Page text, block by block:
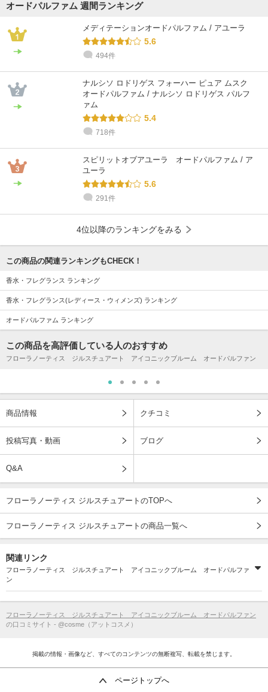
オードパルファム 週間ランキング
メディテーションオードパルファム / アユーラ
5.6
494件
ナルシソ ロドリゲス フォーハー ピュア ムスク
オードパルファム / ナルシソ ロドリゲス パルフ
ァム
5.4
718件
スピリットオブアユーラ オードパルファム / ア
ユーラ
5.6
291件
4位以降のランキングをみる
この商品の関連ランキングもCHECK！
香水・フレグランス ランキング
香水・フレグランス(レディース・ウィメンズ) ランキング
オードパルファム ランキング
この商品を高評価している人のおすすめ
フローラノーティス ジルスチュアート アイコニックブルーム オードパルファン
商品情報 クチコミ
投稿写真・動画 ブログ
Q&A
フローラノーティス ジルスチュアートのTOPへ
フローラノーティス ジルスチュアートの商品一覧へ
関連リンク
フローラノーティス ジルスチュアート アイコニックブルーム オードパルファ
ン
フローラノーティス ジルスチュアート アイコニックブルーム オードパルファン
の口コミサイト - @cosme（アットコスメ）
掲載の情報・画像など、すべてのコンテンツの無断複写、転載を禁じます。
ページトップへ